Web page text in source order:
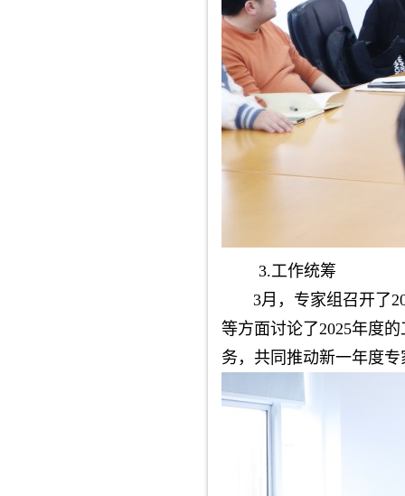
3.工作统筹
3月，专家组召开了
等方面讨论了2025年度
务，共同推动新一年度